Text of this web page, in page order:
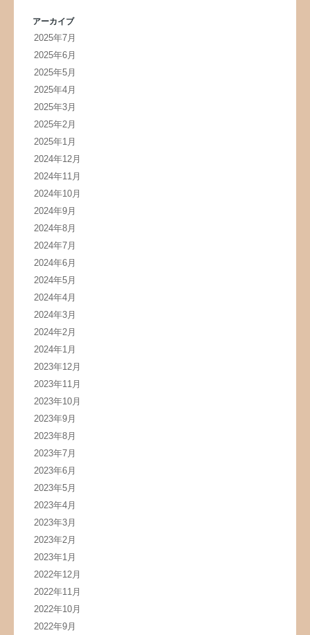
アーカイブ
2025年7月
2025年6月
2025年5月
2025年4月
2025年3月
2025年2月
2025年1月
2024年12月
2024年11月
2024年10月
2024年9月
2024年8月
2024年7月
2024年6月
2024年5月
2024年4月
2024年3月
2024年2月
2024年1月
2023年12月
2023年11月
2023年10月
2023年9月
2023年8月
2023年7月
2023年6月
2023年5月
2023年4月
2023年3月
2023年2月
2023年1月
2022年12月
2022年11月
2022年10月
2022年9月